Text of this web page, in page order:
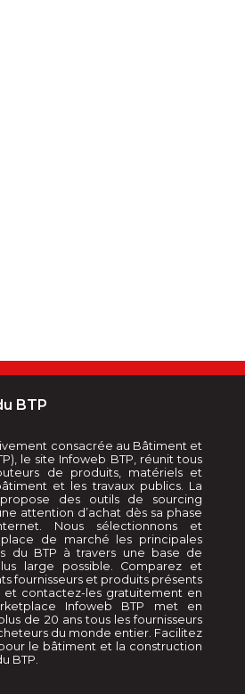
BTP
consacrée au Bâtiment et
le site Infoweb BTP, réunit tous
de produits, matériels et
et les travaux publics. La
des outils de sourcing
attention d’achat dès sa phase
Nous sélectionnons et
de marché les principales
du BTP à travers une base de
large possible. Comparez et
fournisseurs et produits présents
contactez-les gratuitement en
Infoweb BTP met en
de 20 ans tous les fournisseurs
du monde entier. Facilitez
le bâtiment et la construction
BTP.